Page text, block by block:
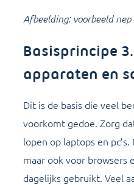
Afbeelding: voorbeeld nep
Basisprincipe
apparaten en
Dit is de basis die veel
voorkomt gedoe. Zorg
lopen op laptops en
maar ook voor browsers
dagelijks gebruikt. Veel